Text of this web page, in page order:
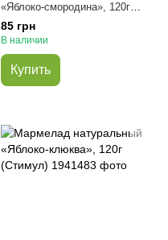
«Яблоко-смородина», 120г
(Стимул)
85 грн
В наличии
Купить